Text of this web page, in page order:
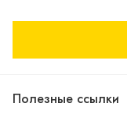
Полезные ссылки